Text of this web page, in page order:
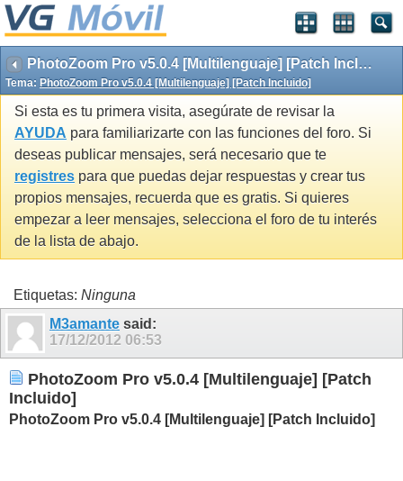
PhotoZoom Pro v5.0.4 [Multilenguaje] [Patch Incluido]
Tema: PhotoZoom Pro v5.0.4 [Multilenguaje] [Patch Incluido]
Si esta es tu primera visita, asegúrate de revisar la
AYUDA para familiarizarte con las funciones del foro. Si
deseas publicar mensajes, será necesario que te
registres para que puedas dejar respuestas y crear tus
propios mensajes, recuerda que es gratis. Si quieres
empezar a leer mensajes, selecciona el foro de tu interés
de la lista de abajo.
Etiquetas: Ninguna
M3amante said:
17/12/2012 06:53
PhotoZoom Pro v5.0.4 [Multilenguaje] [Patch
Incluido]
PhotoZoom Pro v5.0.4 [Multilenguaje] [Patch Incluido]